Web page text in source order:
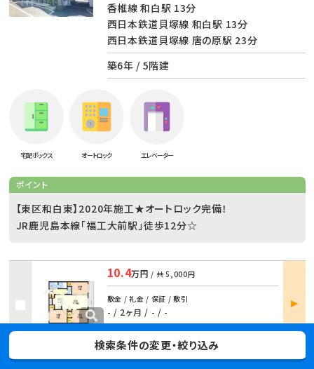
香椎線 和白駅 13分
西日本鉄道貝塚線 和白駅 13分
西日本鉄道貝塚線 唐の原駅 23分
築6年 / 5階建
宅配ボックス オートロック エレベーター
ポイント
【東区和白東】2020年施工★オートロック完備！
JR鹿児島本線「福工大前駅」徒歩12分☆
10.4万円 / 共5,000円
敷金 / 礼金 / 保証 / 敷引
- / 2ヶ月 / - / -
部屋
詳細
検索条件の変更・絞り込み